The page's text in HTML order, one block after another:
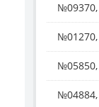
№05850,